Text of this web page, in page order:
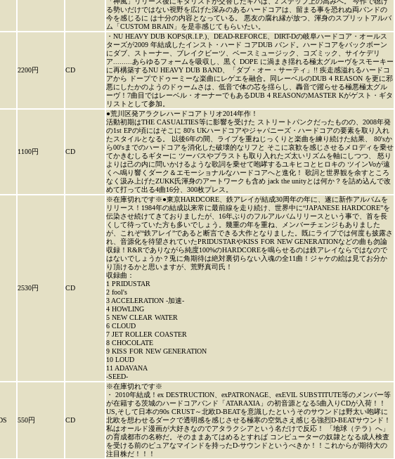
る勢いだけではない視野を広げた深みのあるハードコアは、留まる事を恐れぬ両バンドの
今を感じるに は十分の内容となっている。 悪友の腐れ縁が放つ、渾身のスプリットアルバ
ム「CUSTOM BRAIN」を是非感じてもらいたい。
2200円 CD
・NU HEAVY DUB KOPS(R.I.P.)、DEAD-REFORCE、DIRT-Dの岐阜ハードコア・オールス
ターズが2009 年結成したインスト・ハード コアDUB バンド。ハードコアをバックボーン
にダブ、ストーナー、ブレイクビーツ、ベースミュージック、コズミック、サイケデリ
ア.........あらゆるフォームを吸収し、黒く DOPE に渦まき揺れる極太グルーヴをスモーキー
に再構築するNU HEAVY DUB BAND、「ダブ・オー・サーティ」!! 疾走感溢れるハードコ
アから ドープでドゥーミーな楽曲にレゲエを融合。同レーベルのDUB 4 REASON を更に邪
悪にしたかのようのドゥームさは、低音で体の芯を揺らし、轟音で躍らせる極悪極太グル
ーヴ！7曲目ではレーベル・オーナーでもあるDUB 4 REASONのMASTER Kがゲスト・ギタ
リストとして参加。
1100円 CD
●荒川区発アラクレハードコアトリオ2014年作！
活動初期はTHE CASUALTIES等に影響を受けた ストリートパンクだったものの、2008年発
の1st EPの頃にはそこに 80's UKハードコアやジャパニーズ・ハードコアの要素を取り入れ
たスタイルとなる。 以後6年の間、ライブを重ねじっくりと楽曲を練り続けた結果、 80'sか
ら00'sまでのハードコアを消化した破壊的なリフと そこに哀歓を感じさせるメロディを乗せ
てかきむしるギターに ツーバスやブラストも取り入れたズ太いリズムを軸にしつつ、 怒り
よりは己の内に問いかけるような歌詞を乗せて咆哮するユキヒコとヒロキの ツインVoが遠
くへ鳴り響くダーク＆エモーショナルなハードコアへと進化！ 歌詞と世界観を余すところ
なく汲み上げたZUKK氏渾身のアートワークも含め jack the unityとは何か？を詰め込んで改
めて打って出る4曲16分、300枚プレス。
2530円 CD
※在庫切れです※●東京HARDCORE、鉄アレイが結成30周年の年に、遂に新作アルバムを
リリース！1984年の結成以来常に最前線を走り続け、世界中に“JAPANESE HARDCORE”を
伝染させ続けてきておりましたが、16年ぶりのフルアルバムリリースという事で、首を長
くして待っていた方も多いでしょう。幾重の年を重ね、メンバーチェンジもありました
が、これぞ“鉄アレイ”であると断言できる大作となりました。既にライブでは何度も披露さ
れ、音源化を待望されていたPRIDUSTARやKISS FOR NEW GENERATIONなどの曲も勿論
収録！R&Rでありながら純度100%のHARDCOREを鳴らせるのは鉄アレイならではなので
はないでしょうか？兎に角期待は絶対裏切らない入魂の全11曲！ジャケの絵は見てお分か
り頂けるかと思いますが、荒野真司氏！
収録曲：
1 PRIDUSTAR
2 fool's
3 ACCELERATION -加速-
4 HOWLING
5 NEW CLEAR WATER
6 CLOUD
7 JET ROLLER COASTER
8 CHOCOLATE
9 KISS FOR NEW GENERATION
10 LOUD
11 ADAVANA
-SEED-
550円 CD
※在庫切れです※
・ 2010年結成！ex DESTRUCTION、exPATRONAGE、exEVIL SUBSTITUTE等のメンバー等
が在籍する茨城のハードコアバンド「ATARAXIA」の初音源となる5曲入りCDが入荷！！
US,そして日本の90s CRUST～北欧D-BEATを意識したというそのサウンドは野太い咆哮に
北欧を想わせるダークで透明感を感じさせる極寒の空気さえ感じる強烈D-BEATサウンド！
私はオールド漫画が大好きなのでアタラクシアという名だけで反応！ 「地球（テラ）へ」
の育成都市の名称だ。そのままあてはめるとすれば コンピューターの奴隷となる成人検査
を受ける前のピュアなマインドを持ったD-サウンドというべきか！！これからが期待大の
注目株だ！！！